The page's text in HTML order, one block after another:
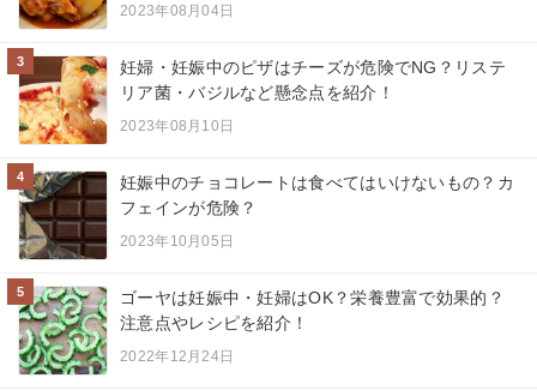
2023年08月04日
3
妊婦・妊娠中のピザはチーズが危険でNG？リステ
リア菌・バジルなど懸念点を紹介！
2023年08月10日
4
妊娠中のチョコレートは食べてはいけないもの？カ
フェインが危険？
2023年10月05日
5
ゴーヤは妊娠中・妊婦はOK？栄養豊富で効果的？
注意点やレシピを紹介！
2022年12月24日